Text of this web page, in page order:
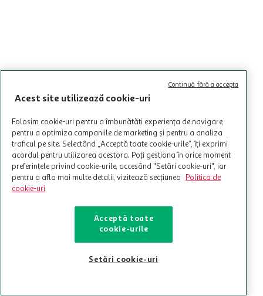
Acest site utilizează cookie-uri
Folosim cookie-uri pentru a îmbunătăți experiența de navigare,
pentru a optimiza campaniile de marketing și pentru a analiza
traficul pe site. Selectând „Acceptă toate cookie-urile”, îți exprimi
acordul pentru utilizarea acestora. Poți gestiona în orice moment
preferințele privind cookie-urile, accesând "Setări cookie-uri", iar
pentru a afla mai multe detalii, vizitează secțiunea
Politica de
cookie-uri
Acceptă toate
cookie-urile
Setări cookie-uri
Continuă fără a accepta